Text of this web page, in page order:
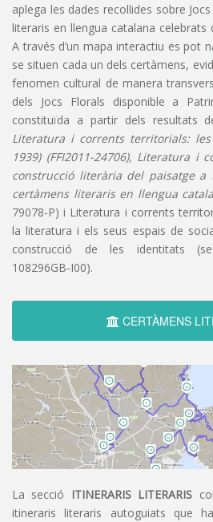
aplega les dades recollides sobre
literaris en llengua catalana celebrats
A través d’un mapa interactiu es pot
se situen cada un dels certàmens,
fenomen cultural de manera
dels Jocs Florals disponible a
constituïda a partir dels resultats
Literatura i corrents territorials:
1939) (FFI2011-24706), Literatura i
construcció literària del paisatge a
certàmens literaris en llengua
79078-P) i Literatura i corrents
la literatura i els seus espais de
construcció de les identitats
108296GB-I00).
CERTÀMENS
La secció ITINERARIS LITERARIS
itineraris literaris autoguiats que